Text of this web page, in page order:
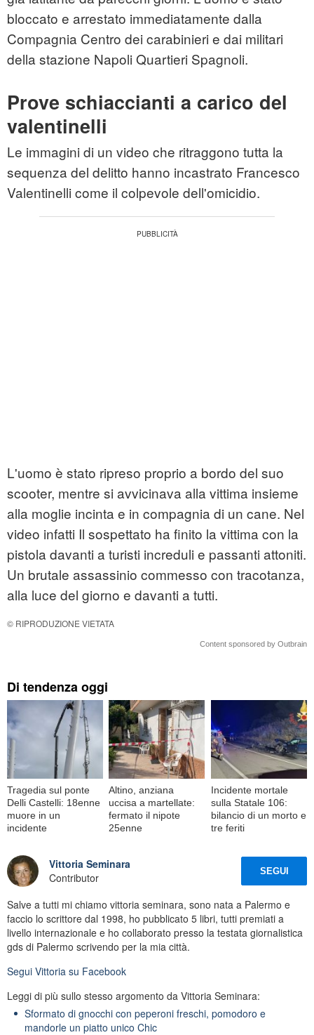
bloccato e arrestato immediatamente dalla
Compagnia Centro dei carabinieri e dai militari
della stazione Napoli Quartieri Spagnoli.
Prove schiaccianti a carico del
valentinelli
Le immagini di un video che ritraggono tutta la
sequenza del delitto hanno incastrato Francesco
Valentinelli come il colpevole dell'omicidio.
L'uomo è stato ripreso proprio a bordo del suo
scooter, mentre si avvicinava alla vittima insieme
alla moglie incinta e in compagnia di un cane. Nel
video infatti Il sospettato ha finito la vittima con la
pistola davanti a turisti increduli e passanti attoniti.
Un brutale assassinio commesso con tracotanza,
alla luce del giorno e davanti a tutti.
© RIPRODUZIONE VIETATA
Content sponsored by Outbrain
Di tendenza oggi
Tragedia sul ponte
Delli Castelli: 18enne
muore in un
incidente
Altino, anziana
uccisa a martellate:
fermato il nipote
25enne
Incidente mortale
sulla Statale 106:
bilancio di un morto e
tre feriti
Vittoria Seminara
Contributor
SEGUI
Salve a tutti mi chiamo vittoria seminara, sono nata a Palermo e
faccio lo scrittore dal 1998, ho pubblicato 5 libri, tutti premiati a
livello internazionale e ho collaborato presso la testata giornalistica
gds di Palermo scrivendo per la mia città.
Segui Vittoria su Facebook
Leggi di più sullo stesso argomento da Vittoria Seminara:
Sformato di gnocchi con peperoni freschi, pomodoro e
mandorle un piatto unico Chic